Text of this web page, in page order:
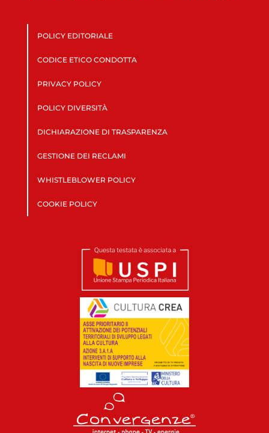
POLICY EDITORIALE
CODICE ETICO CONDOTTA
PRIVACY POLICY
POLICY DIVERSITÀ
DICHIARAZIONE DI TRASPARENZA
GESTIONE DEI RECLAMI
WHISTLEBLOWER POLICY
COOKIE POLICY